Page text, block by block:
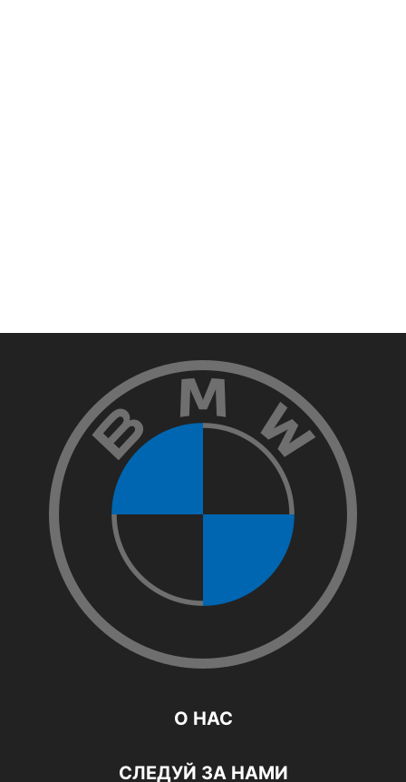
О НАС
СЛЕДУЙ ЗА НАМИ